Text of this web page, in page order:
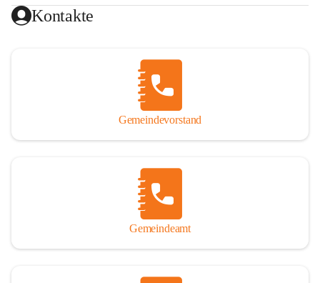
Kontakte
Gemeindevorstand
Gemeindeamt